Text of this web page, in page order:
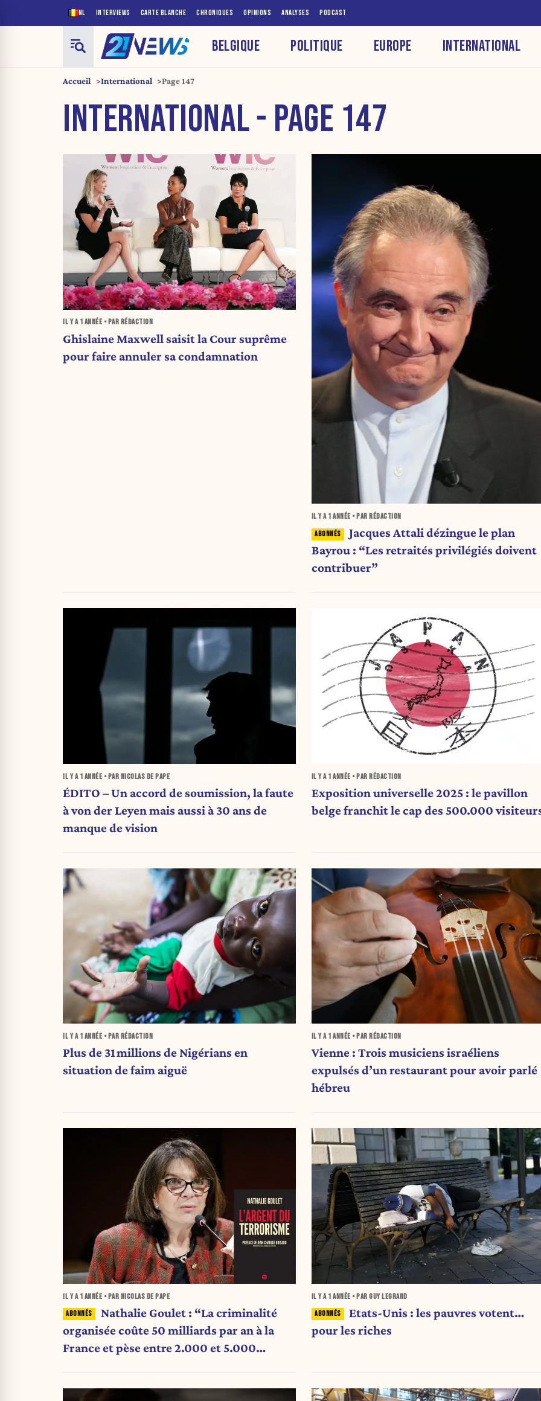
NL INTERVIEWS CARTE BLANCHE CHRONIQUES OPINIONS ANALYSES PODCAST
BELGIQUE POLITIQUE EUROPE INTERNATIONAL
Accueil International Page 147
INTERNATIONAL - PAGE 147
IL Y A 1 ANNÉE • PAR RÉDACTION
Ghislaine Maxwell saisit la Cour suprême
pour faire annuler sa condamnation
IL Y A 1 ANNÉE • PAR RÉDACTION
Jacques Attali dézingue le plan
Bayrou : “Les retraités privilégiés doivent
contribuer”
IL Y A 1 ANNÉE • PAR NICOLAS DE PAPE
ÉDITO – Un accord de soumission, la faute
à von der Leyen mais aussi à 30 ans de
manque de vision
IL Y A 1 ANNÉE • PAR RÉDACTION
Exposition universelle 2025 : le pavillon
belge franchit le cap des 500.000
IL Y A 1 ANNÉE • PAR RÉDACTION
Plus de 31 millions de Nigérians en
situation de faim aiguë
IL Y A 1 ANNÉE • PAR RÉDACTION
Vienne : Trois musiciens israéliens
expulsés d’un restaurant pour avoir parlé
hébreu
IL Y A 1 ANNÉE • PAR NICOLAS DE PAPE
Nathalie Goulet : “La criminalité
organisée coûte 50 milliards par an à la
France et pèse entre 2.000 et 5.000
IL Y A 1 ANNÉE • PAR GUY LEGRAND
Etats-Unis : les pauvres votent…
pour les riches